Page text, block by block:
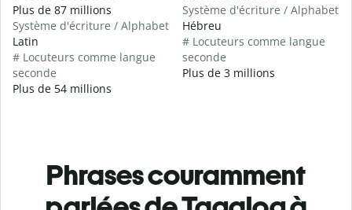
Plus de 87 millions
Système d'écriture / Alphabet
Latin
# Locuteurs comme langue
seconde
Plus de 54 millions
Système d'écriture / Alphabet
Hébreu
# Locuteurs comme langue
seconde
Plus de 3 millions
Phrases couramment